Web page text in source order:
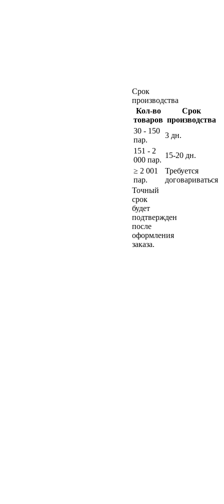
Срок
производства
Кол-во
товаров
Срок
производства
30 - 150
пар.
3 дн.
151 - 2
000 пар.
15-20 дн.
≥ 2 001
пар.
Требуется
договариваться
Точный
срок
будет
подтвержден
после
оформления
заказа.